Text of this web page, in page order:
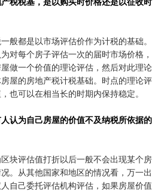
般都是以市场评估价作为计税的基础。
对每个房子评估一次的届时市场价格，
做一个价值的理论评估，然后对此理论
屋的房地产税计税基础。时点的理论评
也可以在相当长的时期内保持稳定。
人认为自己房屋的价值不及纳税所依据的
块评估值打折以后一般不会出现某个房
。从其他国家和地区的情况看，万一出
自己委托评估机构评估，如果房屋价值